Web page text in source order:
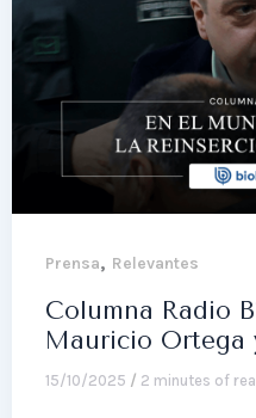
Prensa, Relevantes
Columna Radio
Mauricio Ortega
15/10/2025 / 2 minutes of